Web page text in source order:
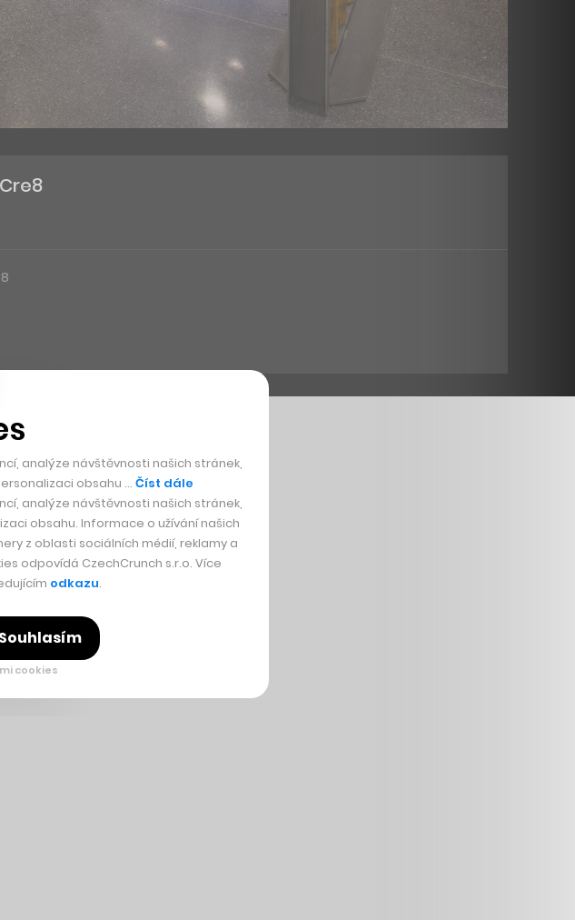
analýze návštěvnosti našich stránek,
obsahu … Číst dále
analýze návštěvnosti našich stránek,
obsahu. Informace o užívání našich
z oblasti sociálních médií, reklamy a
odpovídá CzechCrunch s.r.o. Více
odkazu.
Souhlasím
cookies